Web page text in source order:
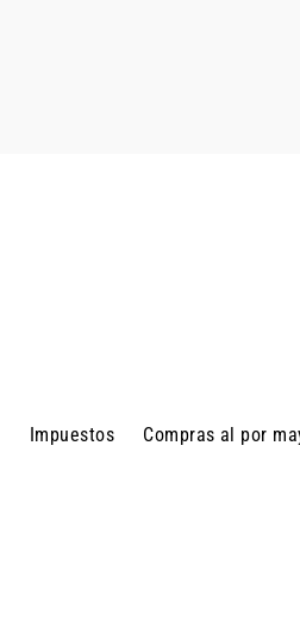
Impuestos Compras al por